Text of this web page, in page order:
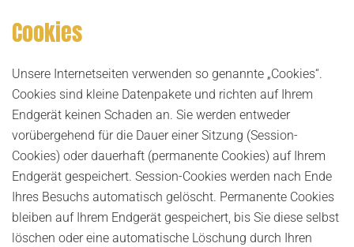
Cookies
Unsere Internetseiten verwenden so genannte „Cookies“.
Cookies sind kleine Datenpakete und richten auf Ihrem
Endgerät keinen Schaden an. Sie werden entweder
vorübergehend für die Dauer einer Sitzung (Session-
Cookies) oder dauerhaft (permanente Cookies) auf Ihrem
Endgerät gespeichert. Session-Cookies werden nach Ende
Ihres Besuchs automatisch gelöscht. Permanente Cookies
bleiben auf Ihrem Endgerät gespeichert, bis Sie diese selbst
löschen oder eine automatische Löschung durch Ihren